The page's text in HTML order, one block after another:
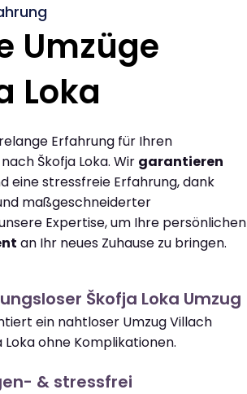
Umzüge
Loka
Erfahrung für Ihren
Škofja Loka. Wir garantieren
eine stressfreie Erfahrung, dank
maßgeschneiderter
Expertise, um Ihre persönlichen
an Ihr neues Zuhause zu bringen.
Škofja Loka Umzug
ein nahtloser Umzug Villach
Loka ohne Komplikationen.
& stressfrei